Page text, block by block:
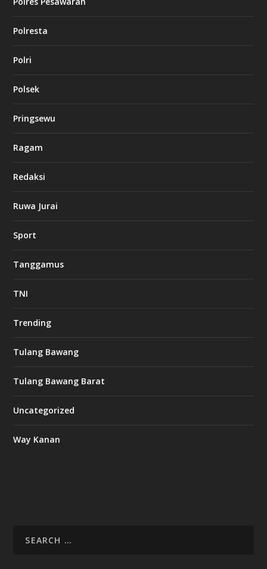
Polresta
Polri
Polsek
Pringsewu
Ragam
Redaksi
Ruwa Jurai
Sport
Tanggamus
TNI
Trending
Tulang Bawang
Tulang Bawang Barat
Uncategorized
Way Kanan